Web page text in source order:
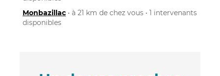
Monbazillac • à 21 km de chez vous • 1 intervenants
disponibles